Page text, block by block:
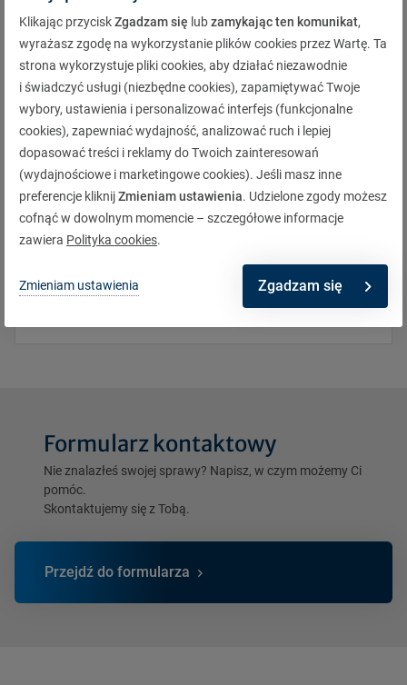
Adres korespondencyjny
Grupa Warta
rondo I. Daszyńskiego 1
00-843 Warszawa
Jest toadres korespondencyjnynaszej centrali oraz
zdalnej obsługi klientów, urzędów i sądów.
W korespondencji wpisz jako odbiorcę nazwę
spółkiTUiR Warta S.A.
Życie).
Jeśli masz wątpliwości, którą spółkę wybrać, sprawdź
nazwę ubezpieczyciela w umowie.
Formularz kontaktowy
Nie znalazłeś swojej sprawy? Napisz, w czym możemy Ci
pomóc.
Skontaktujemy się z Tobą.
Przejdź do formularza
Klikając przyciskZgadzam się lubzamykając ten komunikat,
wyrażasz zgodę na wykorzystanie plików cookies przez Wartę. Ta
strona wykorzystuje pliki cookies, aby działać niezawodnie
i świadczyć usługi (niezbędne cookies), zapamiętywać Twoje
wybory, ustawienia i personalizować interfejs (funkcjonalne
cookies), zapewniać wydajność, analizować ruch i lepiej
dopasować treści i reklamy do Twoich zainteresowań
(wydajnościowe i marketingowe cookies). Jeśli masz inne
preferencje kliknijZmieniam ustawienia. Udzielone zgody możesz
cofnąć w dowolnym momencie – szczegółowe informacje
zawiera Polityka cookies.
Zmieniam ustawienia Zgadzam się